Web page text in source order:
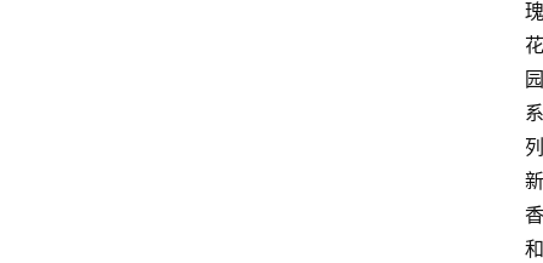
瑰
花
园
系
列
新
香
和